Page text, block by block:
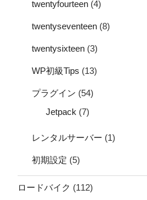
twentyfourteen (4)
twentyseventeen (8)
twentysixteen (3)
WP初級Tips (13)
プラグイン (54)
Jetpack (7)
レンタルサーバー (1)
初期設定 (5)
ロードバイク (112)